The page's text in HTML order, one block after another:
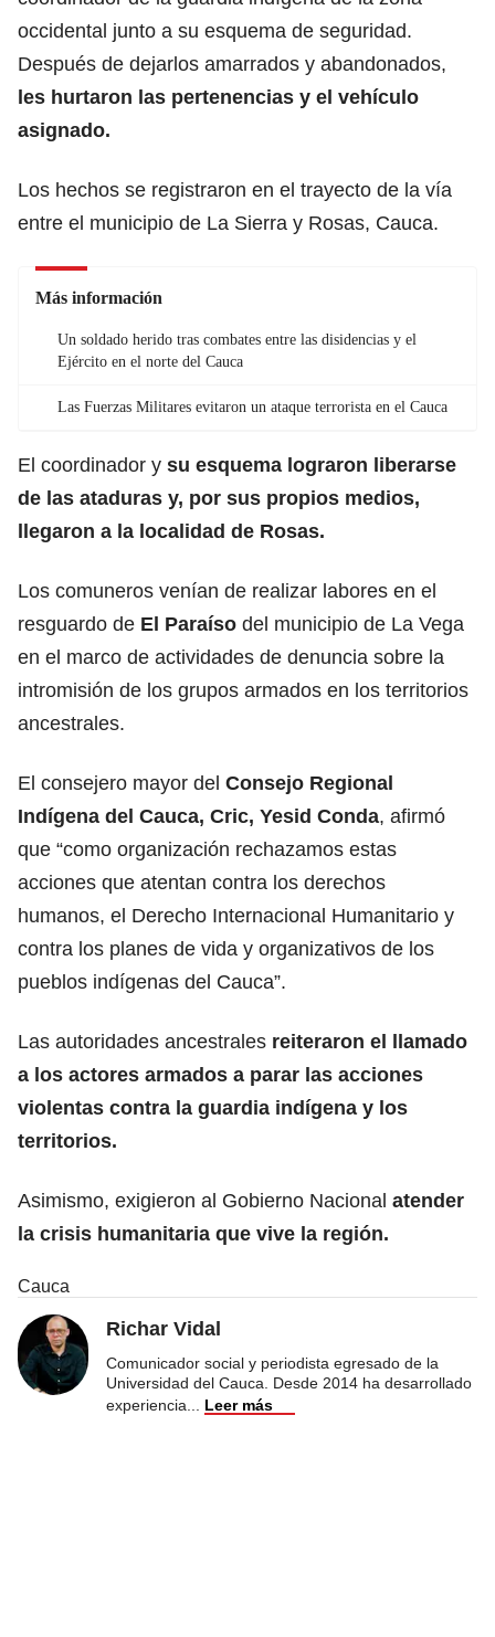
occidental junto a su esquema de seguridad.
Después de dejarlos amarrados y abandonados,
les hurtaron las pertenencias y el vehículo
asignado.
Los hechos se registraron en el trayecto de la vía
entre el municipio de La Sierra y Rosas, Cauca.
Más información
Un soldado herido tras combates entre las disidencias y el
Ejército en el norte del Cauca
Las Fuerzas Militares evitaron un ataque terrorista en el Cauca
El coordinador y su esquema lograron liberarse
de las ataduras y, por sus propios medios,
llegaron a la localidad de Rosas.
Los comuneros venían de realizar labores en el
resguardo de El Paraíso del municipio de La Vega
en el marco de actividades de denuncia sobre la
intromisión de los grupos armados en los territorios
ancestrales.
El consejero mayor del Consejo Regional
Indígena del Cauca, Cric, Yesid Conda, afirmó
que “como organización rechazamos estas
acciones que atentan contra los derechos
humanos, el Derecho Internacional Humanitario y
contra los planes de vida y organizativos de los
pueblos indígenas del Cauca”.
Las autoridades ancestrales reiteraron el llamado
a los actores armados a parar las acciones
violentas contra la guardia indígena y los
territorios.
Asimismo, exigieron al Gobierno Nacional atender
la crisis humanitaria que vive la región.
Cauca
Richar Vidal
Comunicador social y periodista egresado de la
Universidad del Cauca. Desde 2014 ha desarrollado
experiencia
Leer más